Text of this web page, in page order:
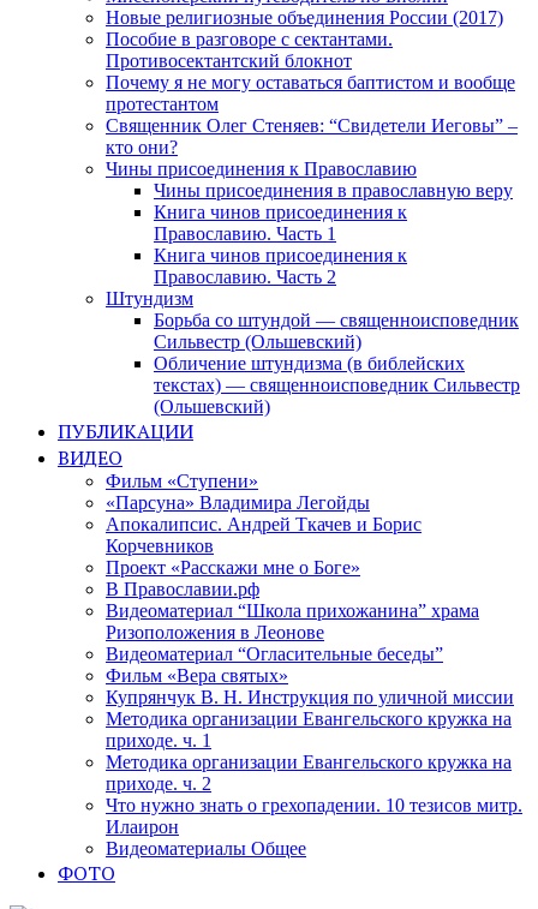
Новые религиозные объединения России (2017)
Пособие в разговоре с сектантами.
Противосектантский блокнот
Почему я не могу оставаться баптистом и вообще
протестантом
Священник Олег Стеняев: “Свидетели Иеговы” –
кто они?
Чины присоединения к Православию
Чины присоединения в православную веру
Книга чинов присоединения к
Православию. Часть 1
Книга чинов присоединения к
Православию. Часть 2
Штундизм
Борьба со штундой — священноисповедник
Сильвестр (Ольшевский)
Обличение штундизма (в библейских
текстах) — священноисповедник Сильвестр
(Ольшевский)
ПУБЛИКАЦИИ
ВИДЕО
Фильм «Ступени»
«Парсуна» Владимира Легойды
Апокалипсис. Андрей Ткачев и Борис
Корчевников
Проект «Расскажи мне о Боге»
В Православии.рф
Видеоматериал “Школа прихожанина” храма
Ризоположения в Леонове
Видеоматериал “Огласительные беседы”
Фильм «Вера святых»
Купрянчук В. Н. Инструкция по уличной миссии
Методика организации Евангельского кружка на
приходе. ч. 1
Методика организации Евангельского кружка на
приходе. ч. 2
Что нужно знать о грехопадении. 10 тезисов митр.
Илаирон
Видеоматериалы Общее
ФОТО